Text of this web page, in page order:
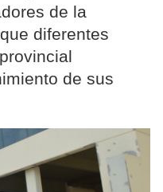
de la
diferentes
de sus